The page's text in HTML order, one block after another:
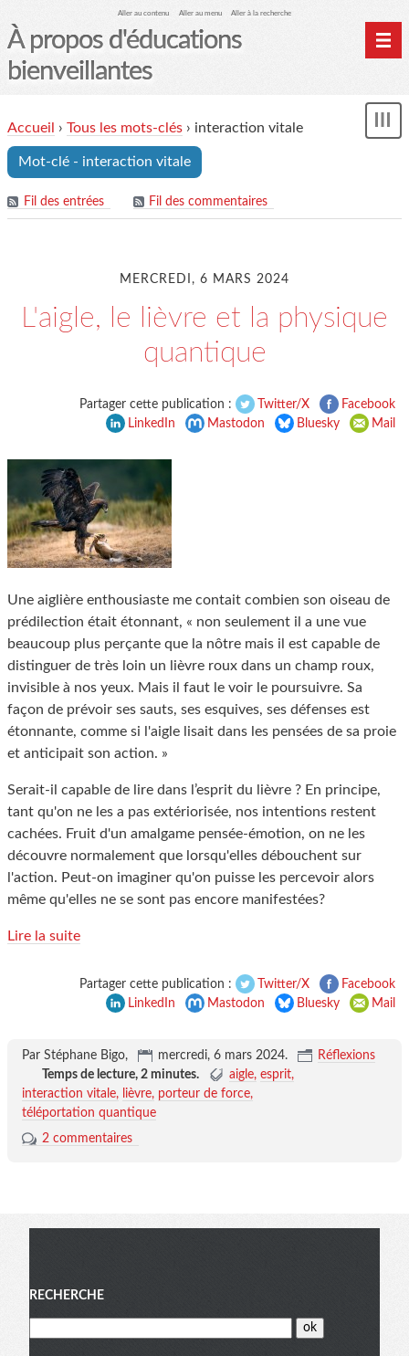
Aller au contenu Aller au menu Aller à la recherche
À propos d'éducations
bienveillantes
Archives
Contact
Mon monde du cheval
Accueil › Tous les mots-clés › interaction vitale
Mot-clé - interaction vitale
Fil des entrées Fil des commentaires
MERCREDI, 6 MARS 2024
L'aigle, le lièvre et la physique
quantique
Partager cette publication : Twitter/X
Facebook
LinkedIn
Mastodon Bluesky Mail
Une aiglière enthousiaste me contait combien son oiseau de
prédilection était étonnant, « non seulement il a une vue
beaucoup plus perçante que la nôtre mais il est capable de
distinguer de très loin un lièvre roux dans un champ roux,
invisible à nos yeux. Mais il faut le voir le poursuivre. Sa
façon de prévoir ses sauts, ses esquives, ses défenses est
étonnante, comme si l'aigle lisait dans les pensées de sa proie
et anticipait son action. »
Serait-il capable de lire dans l’esprit du lièvre ? En principe,
tant qu'on ne les a pas extériorisée, nos intentions restent
cachées. Fruit d'un amalgame pensée-émotion, on ne les
découvre normalement que lorsqu'elles débouchent sur
l'action. Peut-on imaginer qu'on puisse les percevoir alors
même qu'elles ne se sont pas encore manifestées?
Lire la suite
Partager cette publication : Twitter/X
Facebook
LinkedIn
Mastodon Bluesky Mail
Par Stéphane Bigo, mercredi, 6 mars 2024.
Réflexions
Temps de lecture, 2 minutes. aigle esprit
interaction vitale
lièvre porteur de force
téléportation quantique
2 commentaires
Menu
RECHERCHE